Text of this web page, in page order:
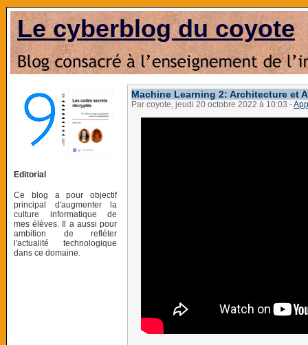
Le cyberblog du coyote
Editorial
Ce blog a pour objectif
principal d'augmenter la
culture informatique de
mes élèves. Il a aussi pour
ambition de refléter
l'actualité technologique
dans ce domaine.
Machine Learning 2: Architecture et
Par coyote, jeudi 20 octobre 2022 à 10:03 -